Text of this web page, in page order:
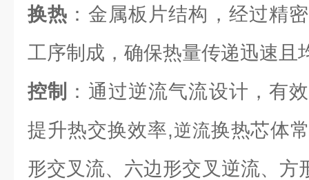
换热 ：金属板片结构，经过精
工序制成，确保热量传递迅速且
控制
：通过逆流气流设计，有
提升热交换效率,逆流换热芯体
形交叉流、六边形交叉逆流、方